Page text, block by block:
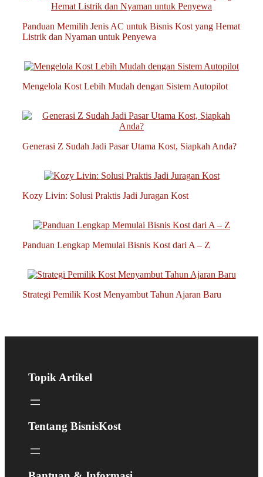
Panduan Memilih Jenis AC untuk Bisnis Kost yang Hemat
Listrik dan Nyaman untuk Penyewa
Mengelola Kost Lebih Mudah dengan Sistem Autopilot
Generasi Z Sudah Jadi Pasar Utama Kost, Siapkah Anda?
Kozy Livin: Solusi Praktis Jadi Juragan Kost
Panduan Lengkap Memulai Bisnis Kost dari A – Z
Strategi Pemilik Kost Menyambut Tahun Ajaran Baru
Topik Artikel
Tentang BisnisKost